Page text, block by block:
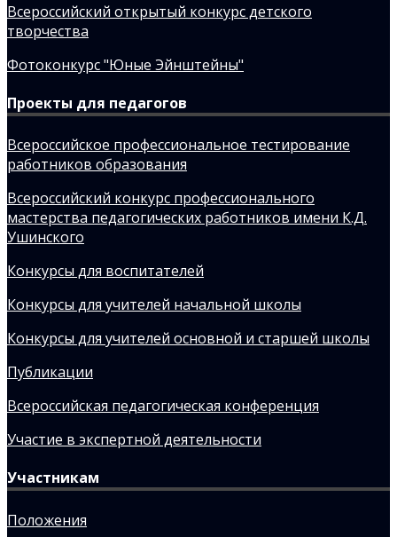
Всероссийский открытый конкурс детского
творчества
Фотоконкурс "Юные Эйнштейны"
Проекты для педагогов
Всероссийское профессиональное тестирование
работников образования
Всероссийский конкурс профессионального
мастерства педагогических работников имени К.Д.
Ушинского
Конкурсы для воспитателей
Конкурсы для учителей начальной школы
Конкурсы для учителей основной и старшей школы
Публикации
Всероссийская педагогическая конференция
Участие в экспертной деятельности
Участникам
Положения